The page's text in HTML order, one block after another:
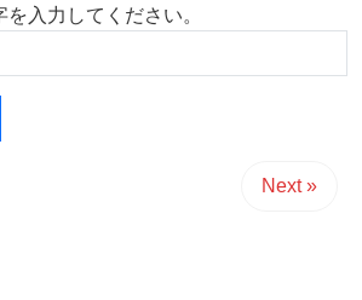
を入力してください。
Next »